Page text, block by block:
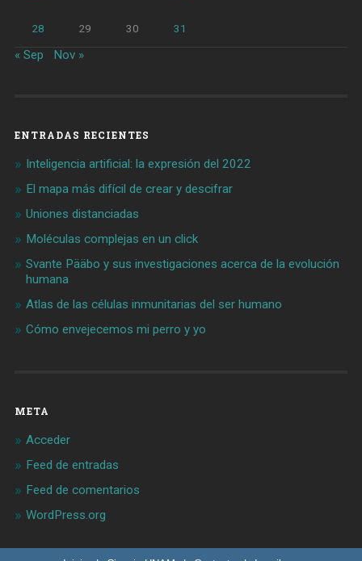
28 29 30 31
« Sep Nov »
ENTRADAS RECIENTES
Inteligencia artificial: la expresión del 2022
El mapa más difícil de crear y descifrar
Uniones distanciadas
Moléculas complejas en un click
Svante Pääbo y sus investigaciones acerca de la evolución
humana
Atlas de las células inmunitarias del ser humano
Cómo envejecemos mi perro y yo
META
Acceder
Feed de entradas
Feed de comentarios
WordPress.org